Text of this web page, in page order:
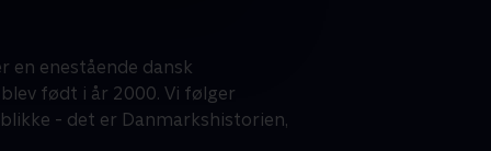
en enestående dansk
født i år 2000. Vi følger
- det er Danmarkshistorien,